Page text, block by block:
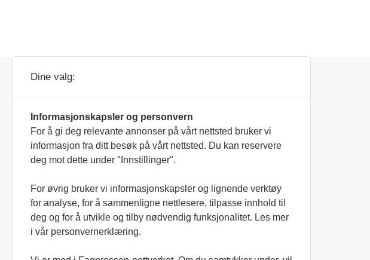
3267 Larvik
Ansvarlig redaktør/daglig leder:
Simen Næss Hagen
Tips:
redaksjonen@parcferme.no
Andre henvendelser:
Dine valg:
Informasjonskapsler og personvern
For å gi deg relevante annonser på vårt nettsted bruker vi
informasjon fra ditt besøk på vårt nettsted. Du kan reservere
deg mot dette under "Innstillinger".
For øvrig bruker vi informasjonskapsler og lignende verktøy
for analyse, for å sammenligne nettlesere, tilpasse innhold til
deg og for å utvikle og tilby nødvendig funksjonalitet. Les mer
i vår personvernerklæring.